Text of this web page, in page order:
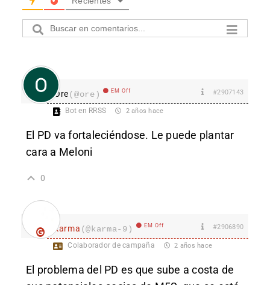
Ore(@ore) EM Off #2907143
Bot en RRSS 2 años hace
El PD va fortaleciéndose. Le puede plantar
cara a Meloni
0
karma (@karma-9) EM Off #2906890
Colaborador de campaña 2 años hace
El problema del PD es que sube a costa de